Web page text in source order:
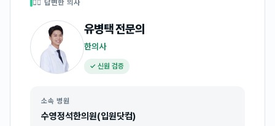
👩‍⚕️ 답변한 의사
유병택전문의
한의사
✓ 신원 검증
소속 병원
수영정석한의원(입원닷컴)